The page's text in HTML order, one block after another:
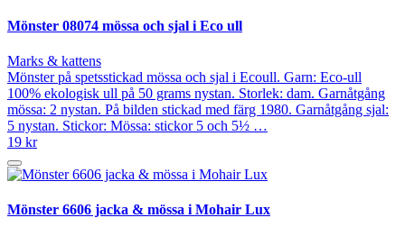
Mönster 08074 mössa och sjal i Eco ull
Marks & kattens
Mönster på spetsstickad mössa och sjal i Ecoull. Garn: Eco-ull
100% ekologisk ull på 50 grams nystan. Storlek: dam. Garnåtgång
mössa: 2 nystan. På bilden stickad med färg 1980. Garnåtgång sjal:
5 nystan. Stickor: Mössa: stickor 5 och 5½ …
19 kr
Mönster 6606 jacka & mössa i Mohair Lux